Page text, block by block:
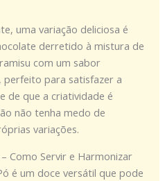
uma variação deliciosa é
derretido à mistura de
com um sabor
perfeito para satisfazer a
de que a criatividade é
não tenha medo de
variações.
Como Servir e Harmonizar
é um doce versátil que pode